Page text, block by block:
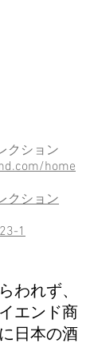
クション
home
クション
1
われず、
エンド商
日本の酒